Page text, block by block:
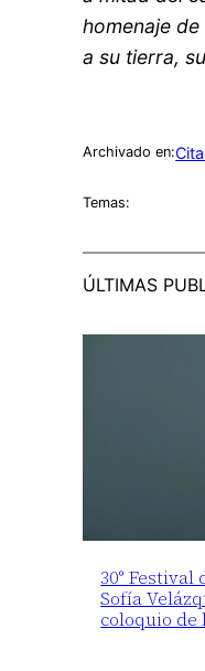
homenaje
a su tierra,
Archivado en:
Temas:
ÚLTIMAS
30°
Sofía
coloquio de